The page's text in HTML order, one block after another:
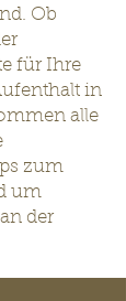
Ob
für Ihre
in
alle
zum
um
der